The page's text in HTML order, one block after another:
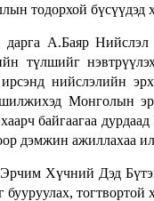
тодорхой бүсүүдэд
А.Баяр Нийслэл
түлшийг
ирсэнд нийслэлийн
Монголын
байгаагаа
дэмжин ажиллахаа
Хүчний Дэд
бууруулах,